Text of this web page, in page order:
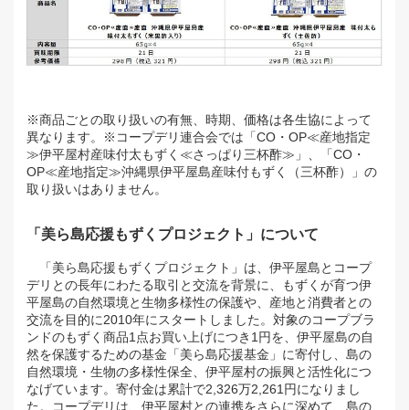
※商品ごとの取り扱いの有無、時期、価格は各生協によって
異なります。
※コープデリ連合会では「CO・OP≪産地指定
≫伊平屋村産味付太もずく≪さっぱり三杯酢≫」、「CO・
OP≪産地指定≫沖縄県伊平屋島産味付もずく（三杯酢）」の
取り扱いはありません。
「美ら島応援もずくプロジェクト」について
「美ら島応援もずくプロジェクト」は、伊平屋島とコープ
デリとの長年にわたる取引と交流を背景に、もずくが育つ伊
平屋島の自然環境と生物多様性の保護や、産地と消費者との
交流を目的に2010年にスタートしました。対象のコープブラ
ンドのもずく商品1点お買い上げにつき1円を、伊平屋島の自
然を保護するための基金「美ら島応援基金」に寄付し、島の
自然環境・生物の多様性保全、伊平屋村の振興と活性化につ
なげています。寄付金は累計で2,326万2,261円になりまし
た。コープデリは、伊平屋村との連携をさらに深めて、島の